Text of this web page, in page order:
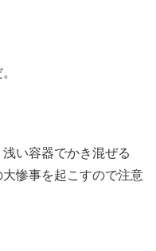
い容器でかき混ぜる
惨事を起こすので注意